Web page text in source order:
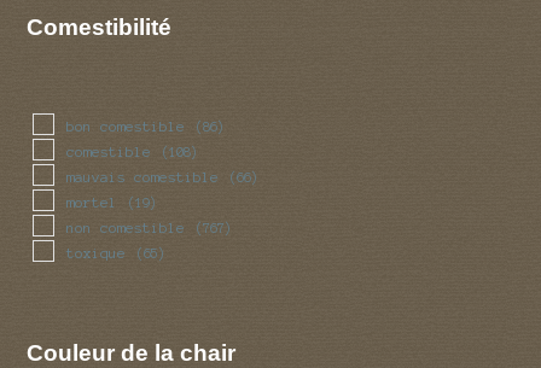
Comestibilité
bon comestible (86)
comestible (108)
mauvais comestible (66)
mortel (19)
non comestible (767)
toxique (65)
Couleur de la chair